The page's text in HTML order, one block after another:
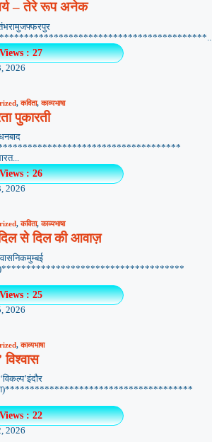
– तेरे रूप अनेक
: 27
2026
,कविता,काव्यभाषा
पुकारती
: 26
2026
,कविता,काव्यभाषा
से दिल की आवाज़
: 25
2026
,काव्यभाषा
विश्वास
: 22
2026